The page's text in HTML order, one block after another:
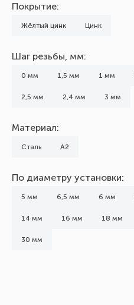
Покрытие:
Жёлтый цинк Цинк
Шаг резьбы, мм:
0 мм 1,5 мм 1 мм
2,5 мм 2,4 мм 3 мм
Материал:
Сталь А2
По диаметру установки:
5 мм 6,5 мм 6 мм
14 мм 16 мм 18 мм
30 мм